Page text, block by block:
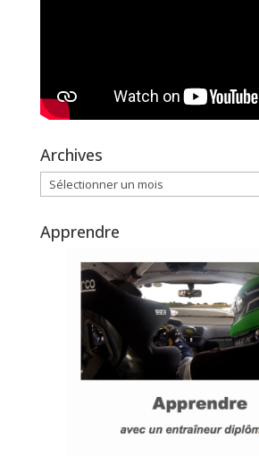
Archives
Archives
Apprendre